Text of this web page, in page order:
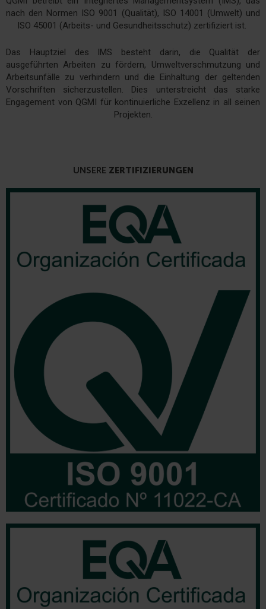
nach den Normen ISO 9001 (Qualität), ISO 14001 (Umwelt) und
ISO 45001 (Arbeits- und Gesundheitsschutz) zertifiziert ist.
Das Hauptziel des IMS besteht darin, die Qualität der
ausgeführten Arbeiten zu fördern, Umweltverschmutzung und
Arbeitsunfälle zu verhindern und die Einhaltung der geltenden
Vorschriften sicherzustellen. Dies unterstreicht das starke
Engagement von QGMI für kontinuierliche Exzellenz in all seinen
Projekten.
UNSERE ZERTIFIZIERUNGEN